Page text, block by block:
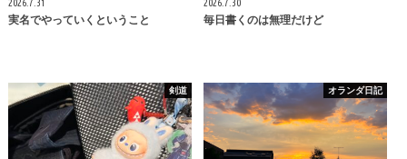
2026.7.31
実名でやっていくということ
2026.7.30
毎日書くのは無理だけど
剣道 オランダ日記